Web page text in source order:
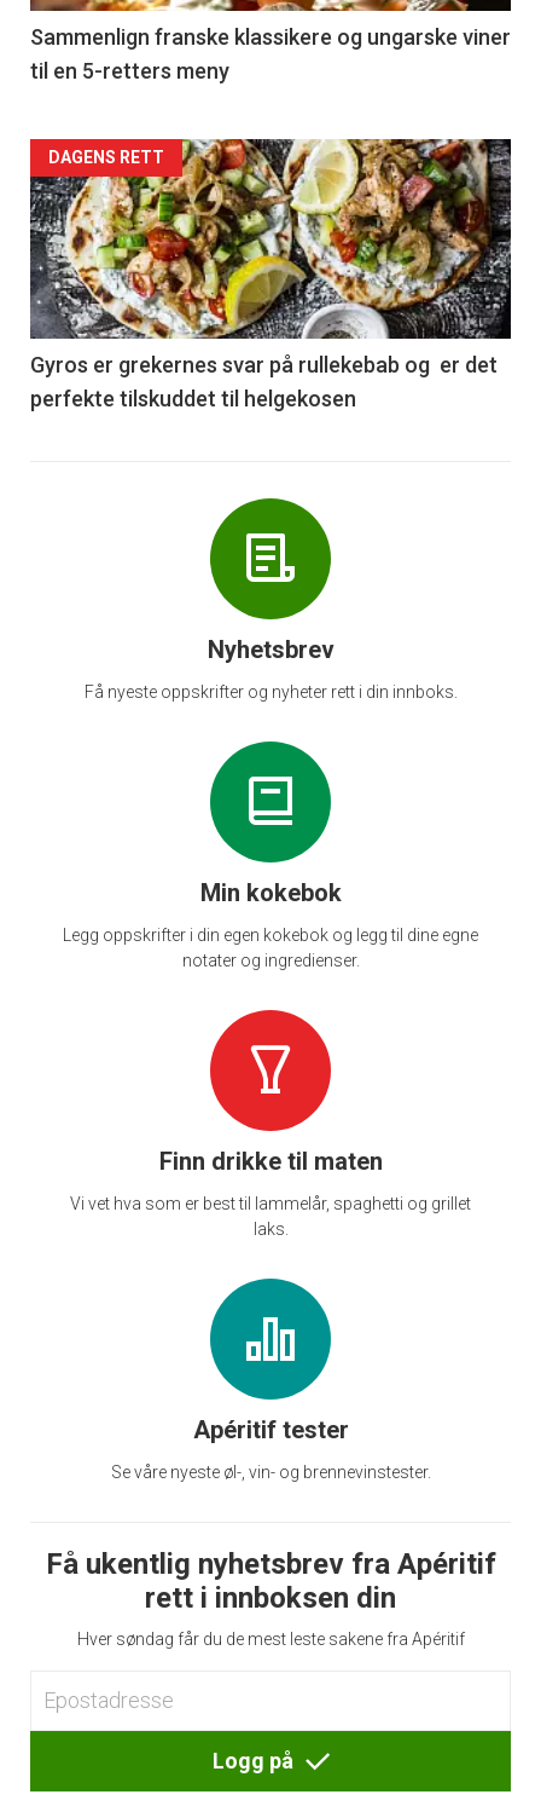
5
Sammenlign franske klassikere og ungarske viner
til en 5-retters meny
Forsiden
akkurat
nå
-
6
DAGENS RETT
Gyros er grekernes svar på rullekebab og er det
perfekte tilskuddet til helgekosen
Nyhetsbrev
Få nyeste oppskrifter og nyheter rett i din innboks.
Min kokebok
Legg oppskrifter i din egen kokebok og legg til dine egne
notater og ingredienser.
Finn drikke til maten
Vi vet hva som er best til lammelår, spaghetti og grillet
laks.
Apéritif tester
Se våre nyeste øl-, vin- og brennevinstester.
Få ukentlig nyhetsbrev fra Apéritif
rett i innboksen din
Hver søndag får du de mest leste sakene fra Apéritif
Logg på